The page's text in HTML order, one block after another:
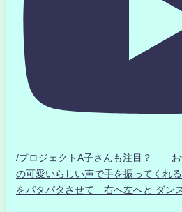
/プロジェクトA子さんも注目？
の可愛いらしい声で手を振ってくれ
をパタパタさせて 右へ左へと ダン